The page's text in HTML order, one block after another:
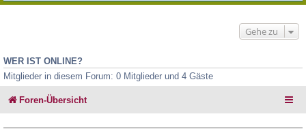
Gehe zu
WER IST ONLINE?
Mitglieder in diesem Forum: 0 Mitglieder und 4 Gäste
Foren-Übersicht